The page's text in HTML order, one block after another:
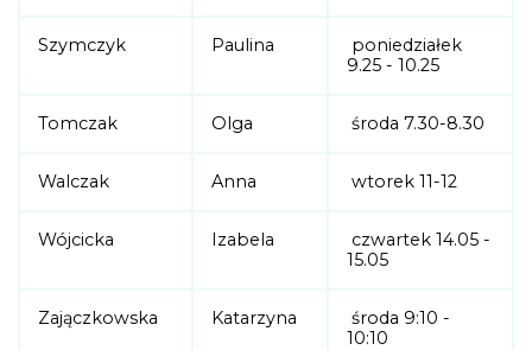
Szymczyk Paulina
poniedziałek
9.25 - 10.25
Tomczak Olga środa 7.30-8.30
Walczak Anna wtorek 11-12
Wójcicka Izabela
czwartek 14.05 -
15.05
Zajączkowska Katarzyna
środa 9:10 -
10:10